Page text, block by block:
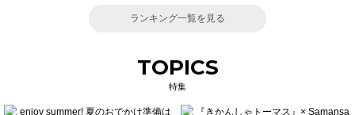
ランキング一覧を見る
TOPICS
特集